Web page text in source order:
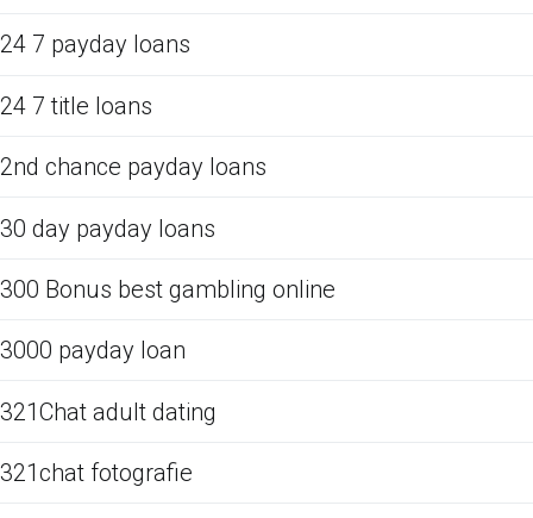
24 7 payday loans
24 7 title loans
2nd chance payday loans
30 day payday loans
300 Bonus best gambling online
3000 payday loan
321Chat adult dating
321chat fotografie